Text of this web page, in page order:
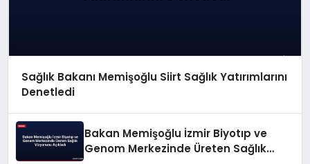
Sağlık Bakanı Memişoğlu Siirt Sağlık Yatırımlarını
Denetledi
Bakan Memişoğlu İzmir Biyotıp ve
Genom Merkezinde Üreten Sağlık